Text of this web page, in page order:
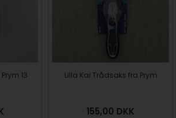
13
Lilla Kai Trådsaks fra Prym
155,00 DKK